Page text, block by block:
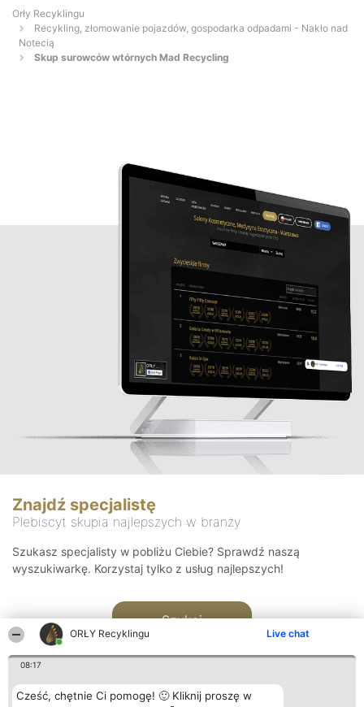
ORŁY Recyklingu Live chat
08:17
Cześć, chętnie Ci pomogę! 🙂 Kliknij proszę w
Orły Recyklingu
Recykling, złomowanie pojazdów, gospodarka odpadami - Nakło nad
Notecią
Skup surowców wtórnych Mad Recycling
Znajdź specjalistę
Plebiscyt skupia najlepszych w branży
Szukasz specjalisty w pobliżu Ciebie? Sprawdź naszą
wyszukiwarkę. Korzystaj tylko z usług najlepszych!
Szukaj